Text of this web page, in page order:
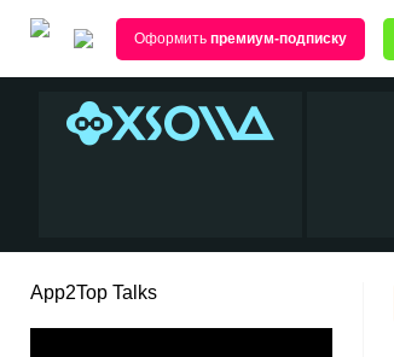
Оформить премиум-подписку
App2Top Talks